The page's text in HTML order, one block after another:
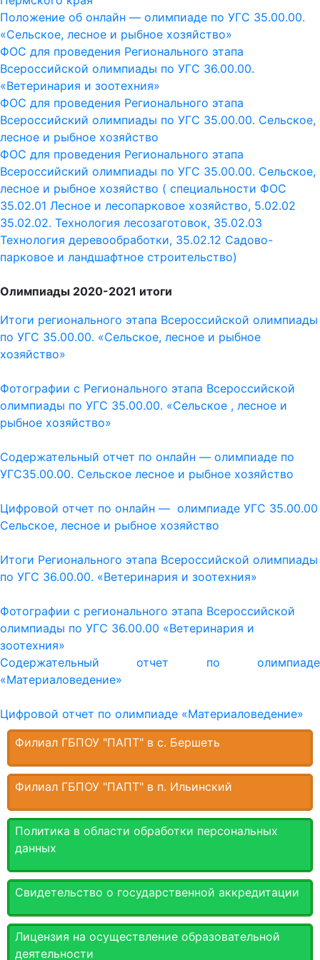
Положение об онлайн — олимпиаде по УГС 35.00.00.
«Сельское, лесное и рыбное хозяйство»
ФОС для проведения Регионального этапа
Всероссийской олимпиады по УГС 36.00.00.
«Ветеринария и зоотехния»
ФОС для проведения Регионального этапа
Всероссийский олимпиады по УГС 35.00.00. Сельское,
лесное и рыбное хозяйство
ФОС для проведения Регионального этапа
Всероссийский олимпиады по УГС 35.00.00. Сельское,
лесное и рыбное хозяйство ( специальности ФОС
35.02.01 Лесное и лесопарковое хозяйство, 5.02.02
35.02.02. Технология лесозаготовок, 35.02.03
Технология деревообработки, 35.02.12 Садово-
парковое и ландшафтное строительство)
Олимпиады 2020-2021 итоги
Итоги регионального этапа Всероссийской олимпиады
по УГС 35.00.00. «Сельское, лесное и рыбное
хозяйство»
Фотографии с Регионального этапа Всероссийской
олимпиады по УГС 35.00.00. «Сельское , лесное и
рыбное хозяйство»
Содержательный отчет по онлайн — олимпиаде по
УГС35.00.00. Сельское лесное и рыбное хозяйство
Цифровой отчет по онлайн — олимпиаде УГС 35.00.00
Сельское, лесное и рыбное хозяйство
Итоги Регионального этапа Всероссийской олимпиады
по УГС 36.00.00. «Ветеринария и зоотехния»
Фотографии с регионального этапа Всероссийской
олимпиады по УГС 36.00.00 «Ветеринария и
зоотехния»
Содержательный отчет по олимпиаде
«Материаловедение»
Цифровой отчет по олимпиаде «Материаловедение»
Филиал ГБПОУ "ПАПТ" в с. Бершеть
Филиал ГБПОУ "ПАПТ" в п. Ильинский
Политика в области обработки персональных
данных
Свидетельство о государственной аккредитации
Лицензия на осуществление образовательной
деятельности